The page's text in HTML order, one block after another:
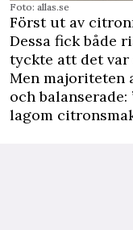
Foto: allas.se
Först ut av
Dessa fick både
tyckte att det var
Men majoriteten
och
lagom